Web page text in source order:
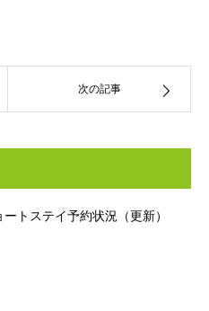
次の記事
トステイ予約状況（更新）